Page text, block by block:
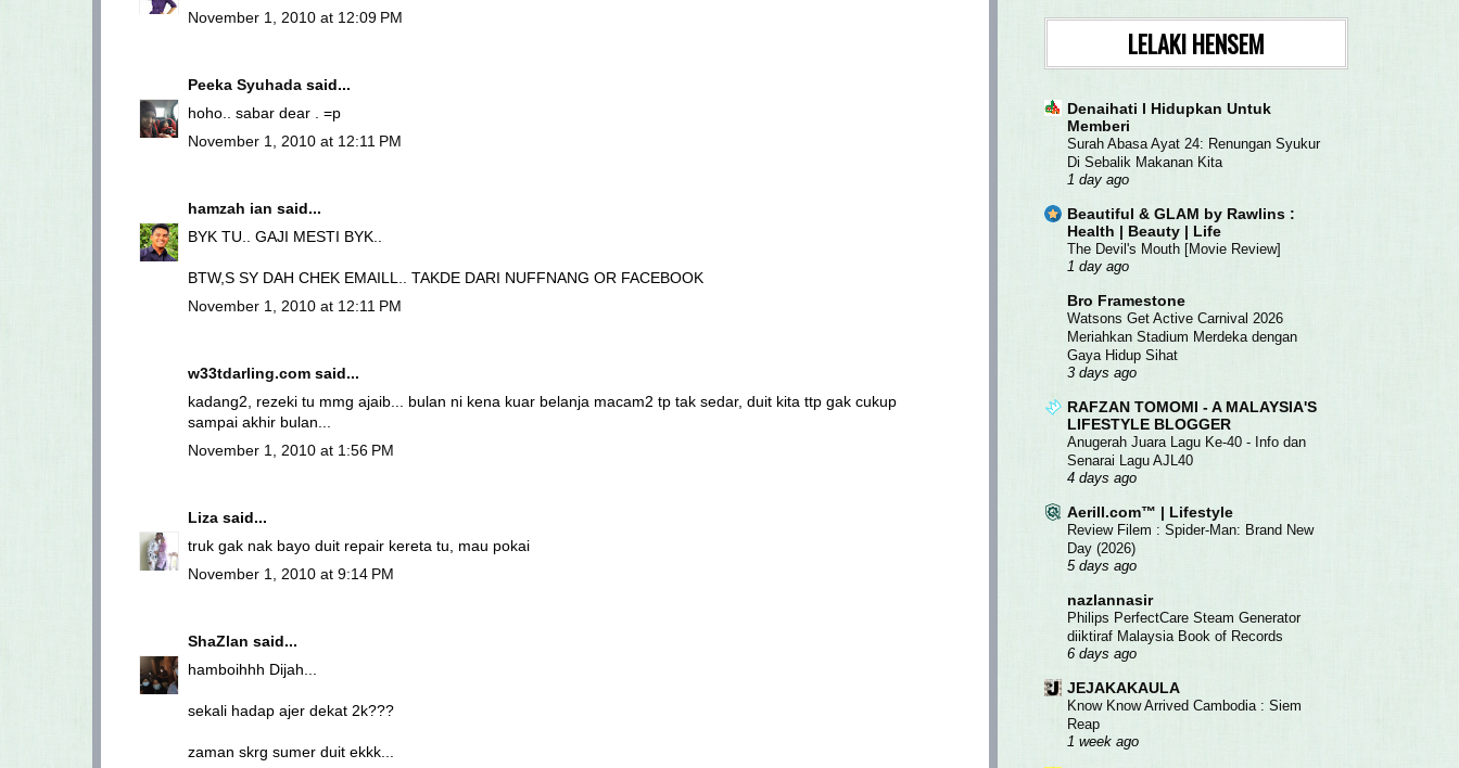
November 1, 2010 at 12:09 PM
Peeka Syuhada said...
hoho.. sabar dear . =p
November 1, 2010 at 12:11 PM
hamzah ian said...
BYK TU.. GAJI MESTI BYK..
BTW,S SY DAH CHEK EMAILL.. TAKDE DARI NUFFNANG OR FACEBOOK
November 1, 2010 at 12:11 PM
w33tdarling.com said...
kadang2, rezeki tu mmg ajaib... bulan ni kena kuar belanja macam2 tp tak sedar, duit kita ttp gak cukup
sampai akhir bulan...
November 1, 2010 at 1:56 PM
Liza said...
truk gak nak bayo duit repair kereta tu, mau pokai
November 1, 2010 at 9:14 PM
ShaZlan said...
hamboihhh Dijah...
sekali hadap ajer dekat 2k???
zaman skrg sumer duit ekkk...
LELAKI HENSEM
Denaihati l Hidupkan Untuk
Memberi
Surah Abasa Ayat 24: Renungan Syukur
Di Sebalik Makanan Kita
1 day ago
Beautiful & GLAM by Rawlins :
Health | Beauty | Life
The Devil's Mouth [Movie Review]
1 day ago
Bro Framestone
Watsons Get Active Carnival 2026
Meriahkan Stadium Merdeka dengan
Gaya Hidup Sihat
3 days ago
RAFZAN TOMOMI - A MALAYSIA'S
LIFESTYLE BLOGGER
Anugerah Juara Lagu Ke-40 - Info dan
Senarai Lagu AJL40
4 days ago
Aerill.com™ | Lifestyle
Review Filem : Spider-Man: Brand New
Day (2026)
5 days ago
nazlannasir
Philips PerfectCare Steam Generator
diiktiraf Malaysia Book of Records
6 days ago
JEJAKAKAULA
Know Know Arrived Cambodia : Siem
Reap
1 week ago